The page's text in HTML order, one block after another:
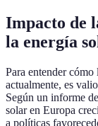
Impacto de
la energía
Para entender
actualmente, es
Según un informe de
solar en Europa
a políticas